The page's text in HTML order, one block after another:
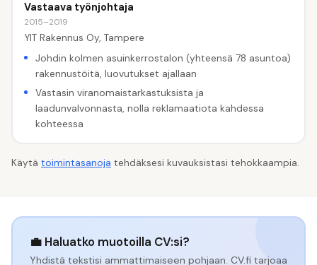
Vastaava työnjohtaja
2015–2019
YIT Rakennus Oy, Tampere
Johdin kolmen asuinkerrostalon (yhteensä 78 asuntoa)
rakennustöitä, luovutukset ajallaan
Vastasin viranomaistarkastuksista ja
laadunvalvonnasta, nolla reklamaatiota kahdessa
kohteessa
Käytä toimintasanoja tehdäksesi kuvauksistasi tehokkaampia.
💼 Haluatko muotoilla CV:si?
Yhdistä tekstisi ammattimaiseen pohjaan. CV.fi tarjoaa